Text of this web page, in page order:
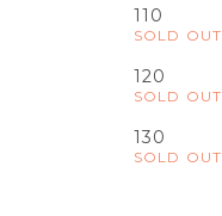
110
SOLD OUT
120
SOLD OUT
130
SOLD OUT